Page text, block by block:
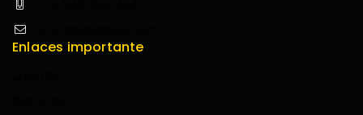
Enlaces importante